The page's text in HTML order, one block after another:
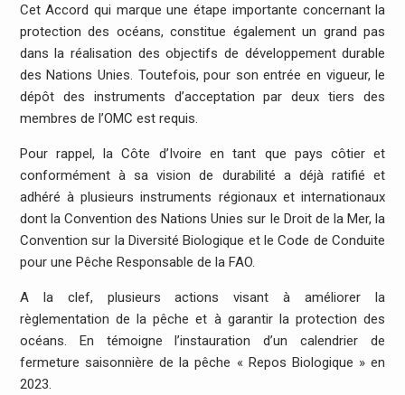
Cet Accord qui marque une étape importante concernant la
protection des océans, constitue également un grand pas
dans la réalisation des objectifs de développement durable
des Nations Unies. Toutefois, pour son entrée en vigueur, le
dépôt des instruments d’acceptation par deux tiers des
membres de l’OMC est requis.
Pour rappel, la Côte d’Ivoire en tant que pays côtier et
conformément à sa vision de durabilité a déjà ratifié et
adhéré à plusieurs instruments régionaux et internationaux
dont la Convention des Nations Unies sur le Droit de la Mer, la
Convention sur la Diversité Biologique et le Code de Conduite
pour une Pêche Responsable de la FAO.
A la clef, plusieurs actions visant à améliorer la
règlementation de la pêche et à garantir la protection des
océans. En témoigne l’instauration d’un calendrier de
fermeture saisonnière de la pêche « Repos Biologique » en
2023.